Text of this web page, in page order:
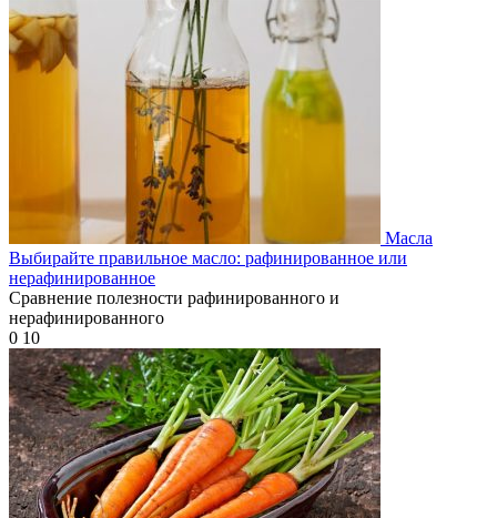
Масла
Выбирайте правильное масло: рафинированное или
нерафинированное
Сравнение полезности рафинированного и
нерафинированного
0 10